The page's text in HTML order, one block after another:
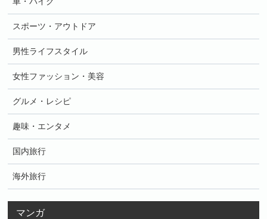
スポーツ・アウトドア
男性ライフスタイル
女性ファッション・美容
グルメ・レシピ
趣味・エンタメ
国内旅行
海外旅行
マンガ